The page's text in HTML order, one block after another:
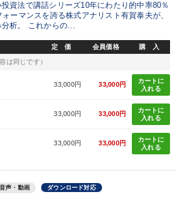
資法で講話シリーズ10年にわたり的中率80％
ーマンスを誇る株式アナリスト有賀泰夫が、
析。 これからの...
定 価 会員価格 購 入
は同じです）
33,000円 33,000円
カートに
入れる
33,000円 33,000円
カートに
入れる
33,000円 33,000円
カートに
入れる
音声・動画 ダウンロード対応